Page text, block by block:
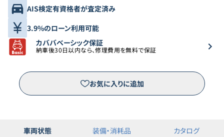
12
ランドローバー
ディフェンダー
13
ランドローバー
999万円
ランドローバー
1,001.9万円 万円
AIS検定有資格者が査定済み
3.9%のローン利用可能
カババベーシック保証
納車後30日以内なら、修理費用を無料で保証
お気に入りに追加
車両状態 装備・消耗品 カタログ